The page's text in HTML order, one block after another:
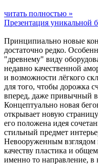
читать полностью »
Презентация уникальной
Принципиально новые
достаточно редко.
"древнему" виду
недавно качественной
и возможности лёгкого
для того, чтобы дорожка
вперед, даже привычный
Концептуально новая
открывает новую
его положена идея
стильный предмет
Невооруженным взглядом
качеству пластика и
именно то направление, в